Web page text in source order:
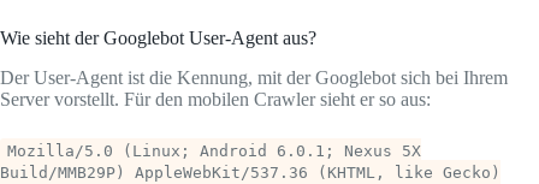
Wie sieht der Googlebot User-Agent aus?
Der User-Agent ist die Kennung, mit der Googlebot sich bei Ihrem
Server vorstellt. Für den mobilen Crawler sieht er so aus:
Mozilla/5.0 (Linux; Android 6.0.1; Nexus 5X
Build/MMB29P) AppleWebKit/537.36 (KHTML, like Gecko)